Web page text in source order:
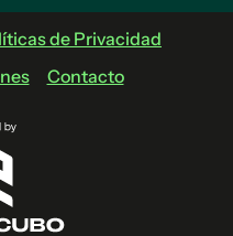
de Privacidad
Contacto